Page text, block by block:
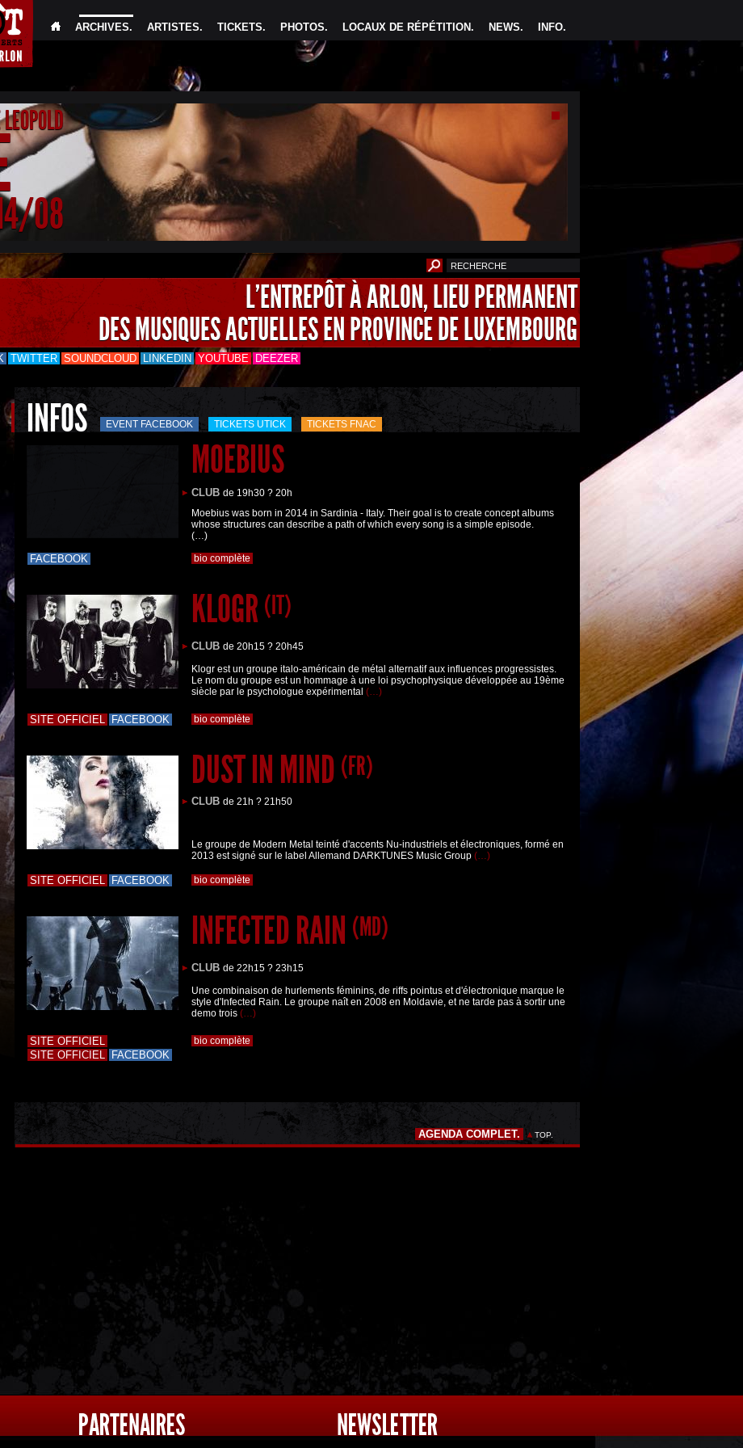
INFO.
NEWS.
LOCAUX DE RÉPÉTITION.
PHOTOS.
TICKETS.
ARTISTES.
ARCHIVES.
08
L'ENTREPÔT À ARLON, LIEU PERMANENT
DES MUSIQUES ACTUELLES EN PROVINCE DE LUXEMBOURG
TWITTER SOUNDCLOUD LINKEDIN YOUTUBE DEEZER
INFOS EVENT FACEBOOK TICKETS UTICK TICKETS FNAC
MOEBIUS
CLUB de 19h30 ? 20h
Moebius was born in 2014 in Sardinia - Italy. Their goal is to create concept albums
whose structures can describe a path of which every song is a simple episode.
(…)
FACEBOOK bio complète
KLOGR (IT)
CLUB de 20h15 ? 20h45
Klogr est un groupe italo-américain de métal alternatif aux influences progressistes.
Le nom du groupe est un hommage à une loi psychophysique développée au 19ème
siècle par le psychologue expérimental (…)
SITE OFFICIEL FACEBOOK bio complète
DUST IN MIND (FR)
CLUB de 21h ? 21h50
Le groupe de Modern Metal teinté d'accents Nu-industriels et électroniques, formé en
2013 est signé sur le label Allemand DARKTUNES Music Group (…)
SITE OFFICIEL FACEBOOK bio complète
INFECTED RAIN (MD)
CLUB de 22h15 ? 23h15
Une combinaison de hurlements féminins, de riffs pointus et d'électronique marque le
style d'Infected Rain. Le groupe naît en 2008 en Moldavie, et ne tarde pas à sortir une
demo trois (…)
SITE OFFICIEL
SITE OFFICIEL
FACEBOOK
bio complète
AGENDA COMPLET. TOP.